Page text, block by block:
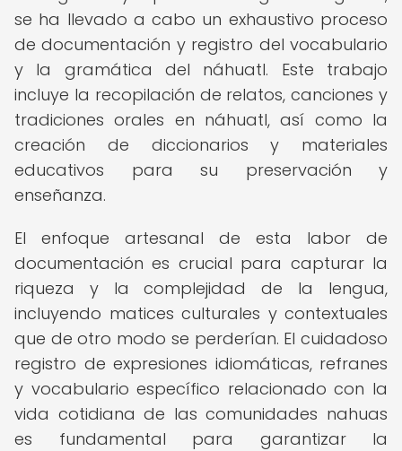
se ha llevado a cabo un exhaustivo proceso
de documentación y registro del vocabulario
y la gramática del náhuatl. Este trabajo
incluye la recopilación de relatos, canciones y
tradiciones orales en náhuatl, así como la
creación de diccionarios y materiales
educativos para su preservación y
enseñanza.
El enfoque artesanal de esta labor de
documentación es crucial para capturar la
riqueza y la complejidad de la lengua,
incluyendo matices culturales y contextuales
que de otro modo se perderían. El cuidadoso
registro de expresiones idiomáticas, refranes
y vocabulario específico relacionado con la
vida cotidiana de las comunidades nahuas
es fundamental para garantizar la